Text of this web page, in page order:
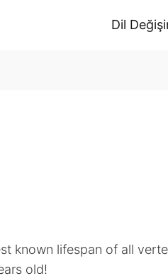
Dil
known lifespan of all
old!